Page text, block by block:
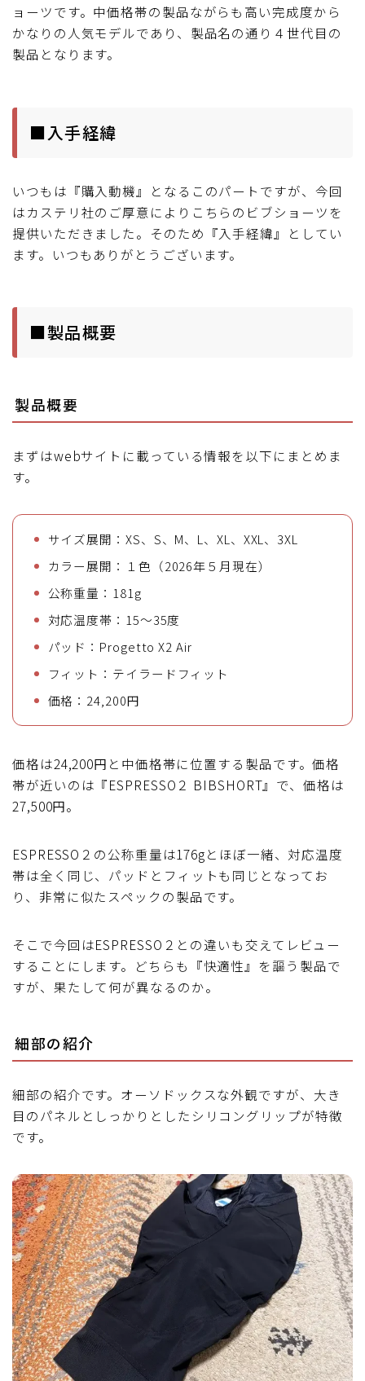
ョーツです。中価格帯の製品ながらも高い完成度から
かなりの人気モデルであり、製品名の通り４世代目の
製品となります。
■入手経緯
いつもは『購入動機』となるこのパートですが、今回
はカステリ社のご厚意によりこちらのビブショーツを
提供いただきました。そのため『入手経緯』としてい
ます。いつもありがとうございます。
■製品概要
製品概要
まずはwebサイトに載っている情報を以下にまとめま
す。
サイズ展開：XS、S、M、L、XL、XXL、3XL
カラー展開：１色（2026年５月現在）
公称重量：181g
対応温度帯：15～35度
パッド：Progetto X2 Air
フィット：テイラードフィット
価格：24,200円
価格は24,200円と中価格帯に位置する製品です。価格
帯が近いのは『ESPRESSO２ BIBSHORT』で、価格は
27,500円。
ESPRESSO２の公称重量は176gとほぼ一緒、対応温度
帯は全く同じ、パッドとフィットも同じとなってお
り、非常に似たスペックの製品です。
そこで今回はESPRESSO２との違いも交えてレビュー
することにします。どちらも『快適性』を謳う製品で
すが、果たして何が異なるのか。
細部の紹介
細部の紹介です。オーソドックスな外観ですが、大き
目のパネルとしっかりとしたシリコングリップが特徴
です。